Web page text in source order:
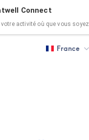
Connect
votre activité où que vous soyez
France